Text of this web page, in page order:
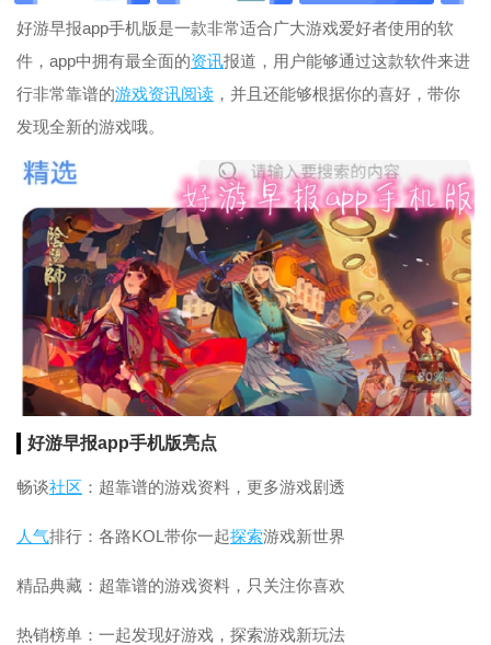
好游早报app手机版是一款非常适合广大游戏爱好者使用的软
件，app中拥有最全面的资讯报道，用户能够通过这款软件来进
行非常靠谱的游戏资讯阅读 ，并且还能够根据你的喜好，带你
发现全新的游戏哦。
好游早报app手机版亮点
畅谈社区 ：超靠谱的游戏资料，更多游戏剧透
人气排行：各路KOL带你一起探索游戏新世界
精品典藏：超靠谱的游戏资料，只关注你喜欢
热销榜单：一起发现好游戏，探索游戏新玩法